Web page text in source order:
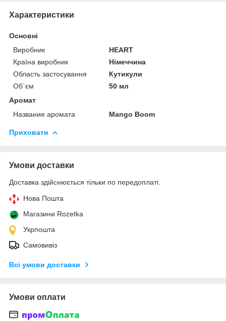
Характеристики
Основні
Виробник
HEART
Країна виробник
Німеччина
Область застосування
Кутикули
Об`єм
50 мл
Аромат
Название аромата
Mango Boom
Приховати
Умови доставки
Доставка здійснюється тільки по передоплаті.
Нова Пошта
Магазини Rozetka
Укрпошта
Самовивіз
Всі умови доставки
Умови оплати